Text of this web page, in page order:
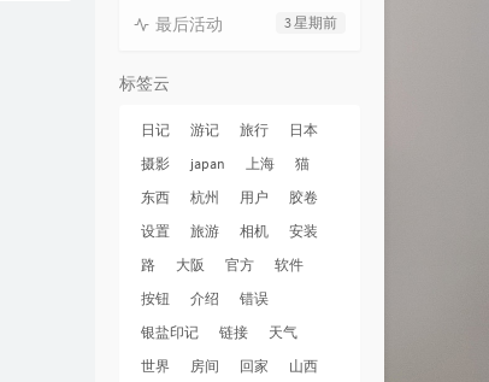
3 星期前
最后活动
标签云
日记 游记 旅行
日本
摄影
japan 上海
猫
东西
杭州 用户
胶卷
设置
旅游 相机
安装
路
大阪 官方
软件
按钮
介绍
错误
银盐印记
链接
天气
世界
房间 回家 山西